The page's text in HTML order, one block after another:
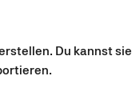
Du kannst sie